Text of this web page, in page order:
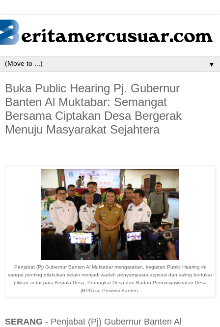
▼
Buka Public Hearing Pj. Gubernur
Banten Al Muktabar: Semangat
Bersama Ciptakan Desa Bergerak
Menuju Masyarakat Sejahtera
Penjabat (Pj) Gubernur Banten Al Muktabar mengatakan, kegiatan Public Hearing ini
sangat penting dilakukan selain menjadi wadah penyampaian aspirasi dan saling bertukar
pikiran antar para Kepala Desa, Perangkat Desa dan Badan Permusyawaratan Desa
(BPD) se Provinsi Banten.
SERANG - Penjabat (Pj) Gubernur Banten Al